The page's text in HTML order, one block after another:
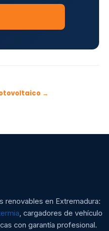
→
renovables en Extremadura:
, cargadores de vehículo
con garantía profesional.